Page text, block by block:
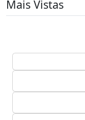
Mais Vistas